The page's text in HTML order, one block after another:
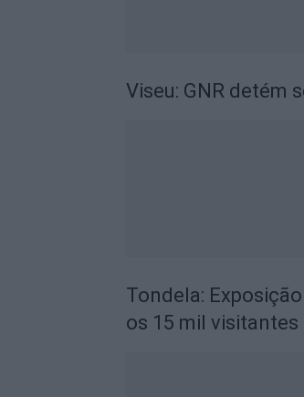
Viseu: GNR detém
Tondela:
os 15 mil visitantes